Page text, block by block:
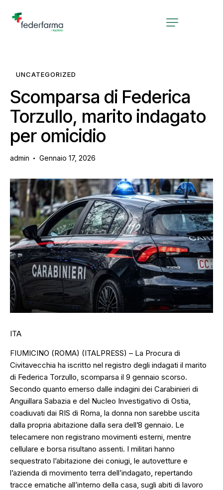
UNCATEGORIZED
Scomparsa di Federica
Torzullo, marito indagato
per omicidio
admin Gennaio 17, 2026
ITA
FIUMICINO (ROMA) (ITALPRESS) – La Procura di
Civitavecchia ha iscritto nel registro degli indagati il marito
di Federica Torzullo, scomparsa il 9 gennaio scorso.
Secondo quanto emerso dalle indagini dei Carabinieri di
Anguillara Sabazia e del Nucleo Investigativo di Ostia,
coadiuvati dai RIS di Roma, la donna non sarebbe uscita
dalla propria abitazione dalla sera dell’8 gennaio. Le
telecamere non registrano movimenti esterni, mentre
cellulare e borsa risultano assenti. I militari hanno
sequestrato l’abitazione dei coniugi, le autovetture e
l’azienda di movimento terra dell’indagato, repertando
tracce ematiche all’interno della casa, sugli abiti di lavoro